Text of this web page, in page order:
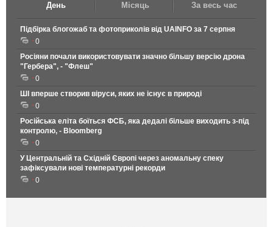
День Місяць За весь час
Підбірка блогожаб та фотоприколів від UAINFO за 7 серпня
0
Росіяни почали використовувати значно більшу версію дрона
"Гербера", - "Флеш"
0
ШІ вперше створив віруси, яких не існує в природі
0
Російська еліта боїться ФСБ, яка дедалі більше виходить з-під
контролю, - Bloomberg
0
У Центральній та Східній Європі через аномальну спеку
зафіксували нові температурні рекорди
0